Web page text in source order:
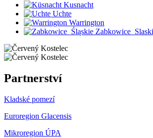
Kusnacht
Uchte
Warrington
Partnerství
Kladské pomezí
Euroregion Glacensis
Mikroregion ÚPA